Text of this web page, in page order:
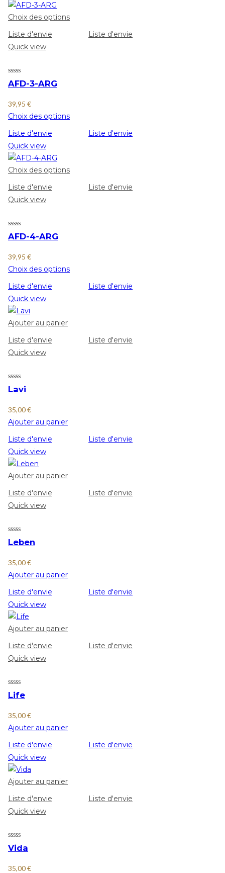
Choix des options
Liste d'envie
Liste d'envie
Quick view
AFD-3-ARG
39,95 €
Choix des options
Liste d'envie
Liste d'envie
Quick view
Choix des options
Liste d'envie
Liste d'envie
Quick view
AFD-4-ARG
39,95 €
Choix des options
Liste d'envie
Liste d'envie
Quick view
Ajouter au panier
Liste d'envie
Liste d'envie
Quick view
Lavi
35,00€
Ajouter au panier
Liste d'envie
Liste d'envie
Quick view
Ajouter au panier
Liste d'envie
Liste d'envie
Quick view
Leben
35,00€
Ajouter au panier
Liste d'envie
Liste d'envie
Quick view
Ajouter au panier
Liste d'envie
Liste d'envie
Quick view
Life
35,00€
Ajouter au panier
Liste d'envie
Liste d'envie
Quick view
Ajouter au panier
Liste d'envie
Liste d'envie
Quick view
Vida
35,00€